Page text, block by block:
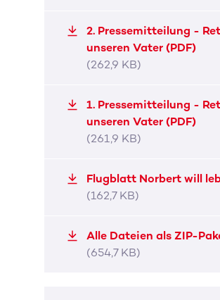
2. Pressemitteilung -
unseren Vater (PDF)
(262,9 KB)
1. Pressemitteilung -
unseren Vater (PDF)
(261,9 KB)
Flugblatt Norbert will
(162,7 KB)
Alle Dateien als ZIP-
(654,7 KB)